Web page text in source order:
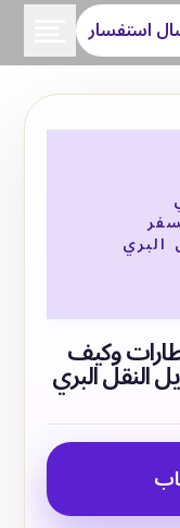
استفسار
البري
وكيف
النقل البري